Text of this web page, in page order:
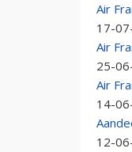
Air
17-
Air
25-
Air
14-
12-